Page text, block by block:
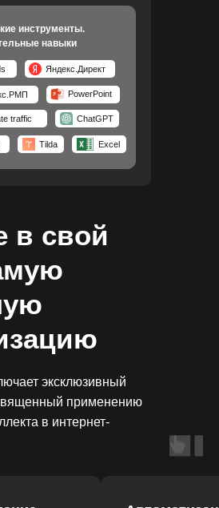
ChatGPT
Tilda
инструменты.
навыки
PowerPoint
traffic
Яндекс.Директ
Excel
в свой
эксклюзивный
применению
в интернет-